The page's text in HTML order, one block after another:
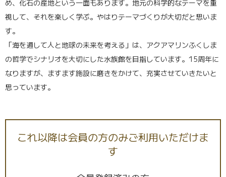
め、化石の産地という一面もあります。地元の科学的なテーマを重
視して、それを楽しく学ぶ。やはりテーマづくりが大切だと思いま
す。
「海を通して人と地球の未来を考える」は、アクアマリンふくしま
の哲学でシナリオを大切にした水族館を目指しています。15周年に
なりますが、ますます施設に磨きをかけて、充実させていきたいと
思っています。
これ以降は会員の方のみご利用いただけま
す